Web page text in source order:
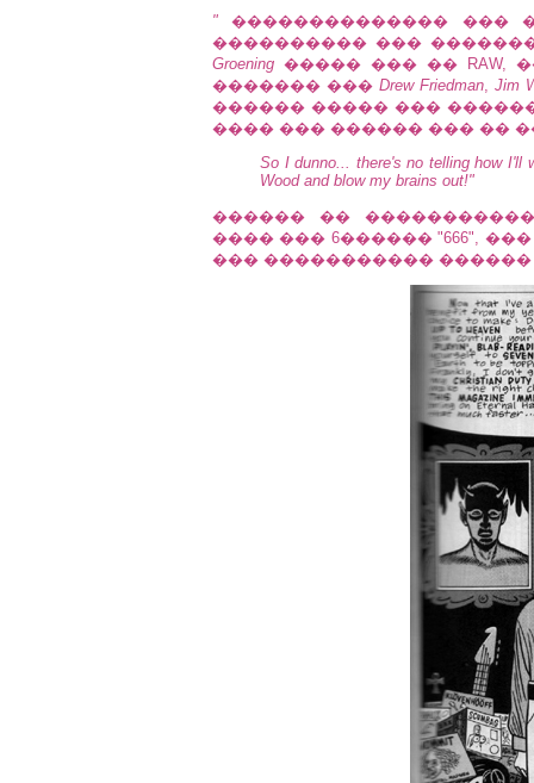
" �������������� ���
���������� ���
Groening ����� ��� ��
������� ��� Drew Friedman, Jim
������ ����� ���
���� ��� ������ ��� ��
So I dunno... there's no telling how I'll
Wood and blow my brains out!"
������ ��
���� ��� 6������ "666",
��� ����������� ������